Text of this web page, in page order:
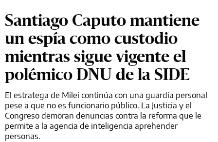
Santiago Caputo mantiene
un espía como custodio
mientras sigue vigente el
polémico DNU de la SIDE
El estratega de Milei continúa con una guardia personal
pese a que no es funcionario público. La Justicia y el
Congreso demoran denuncias contra la reforma que le
permite a la agencia de inteligencia aprehender
personas.